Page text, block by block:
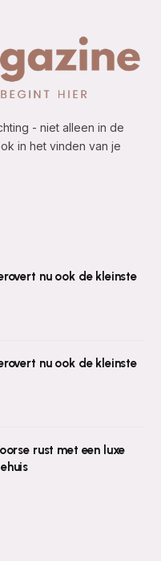
- niet alleen in de
in het vinden van je
nu ook de kleinste
nu ook de kleinste
rust met een luxe